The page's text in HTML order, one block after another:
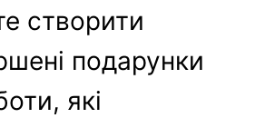
створити
подарунки
які